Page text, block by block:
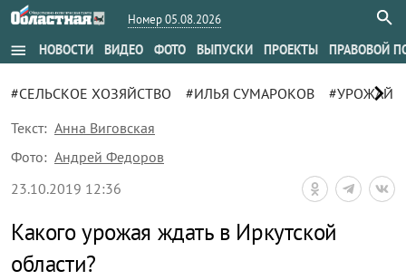
Номер 05.08.2026
menu НОВОСТИ ВИДЕО ФОТО ВЫПУСКИ ПРОЕКТЫ ПРАВОВОЙ
#СЕЛЬСКОЕ ХОЗЯЙСТВО #ИЛЬЯ СУМАРОКОВ #УРОЖАЙ
chevron_right
Текст: Анна Виговская
Фото: Андрей Федоров
23.10.2019 12:36
Какого урожая ждать в Иркутской
области?